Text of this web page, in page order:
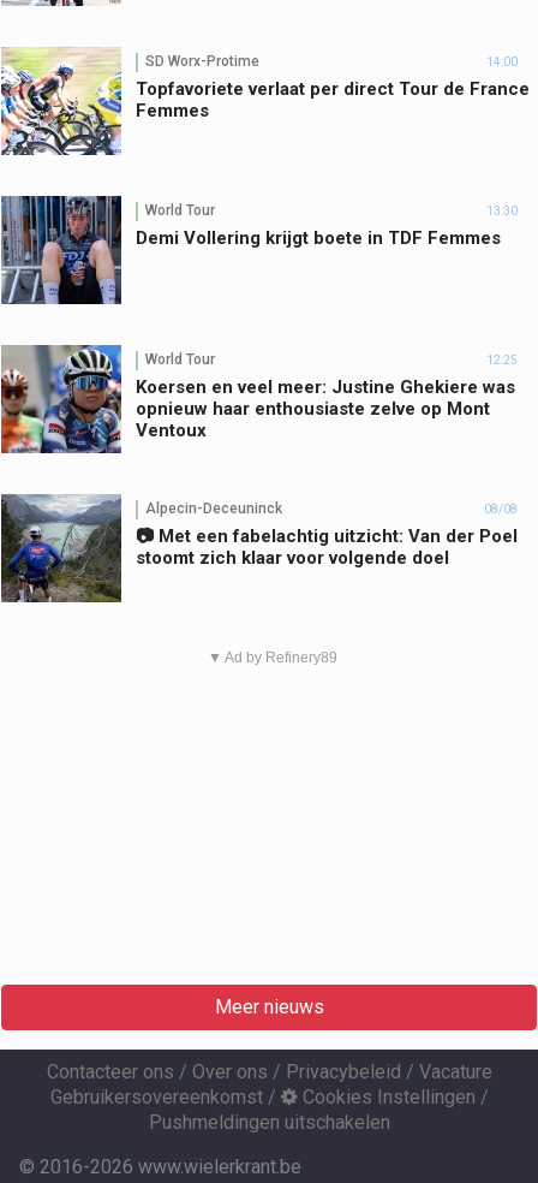
SD Worx-Protime 14:00
Topfavoriete verlaat per direct Tour de France
Femmes
World Tour 13:30
Demi Vollering krijgt boete in TDF Femmes
World Tour 12:25
Koersen en veel meer: Justine Ghekiere was
opnieuw haar enthousiaste zelve op Mont
Ventoux
Alpecin-Deceuninck 08/08
📷 Met een fabelachtig uitzicht: Van der Poel
stoomt zich klaar voor volgende doel
▼ Ad by Refinery89
Meer nieuws
Contacteer ons / Over ons / Privacybeleid / Vacature
Gebruikersovereenkomst/ Cookies Instellingen /
Pushmeldingen uitschakelen
© 2016-2026 www.wielerkrant.be